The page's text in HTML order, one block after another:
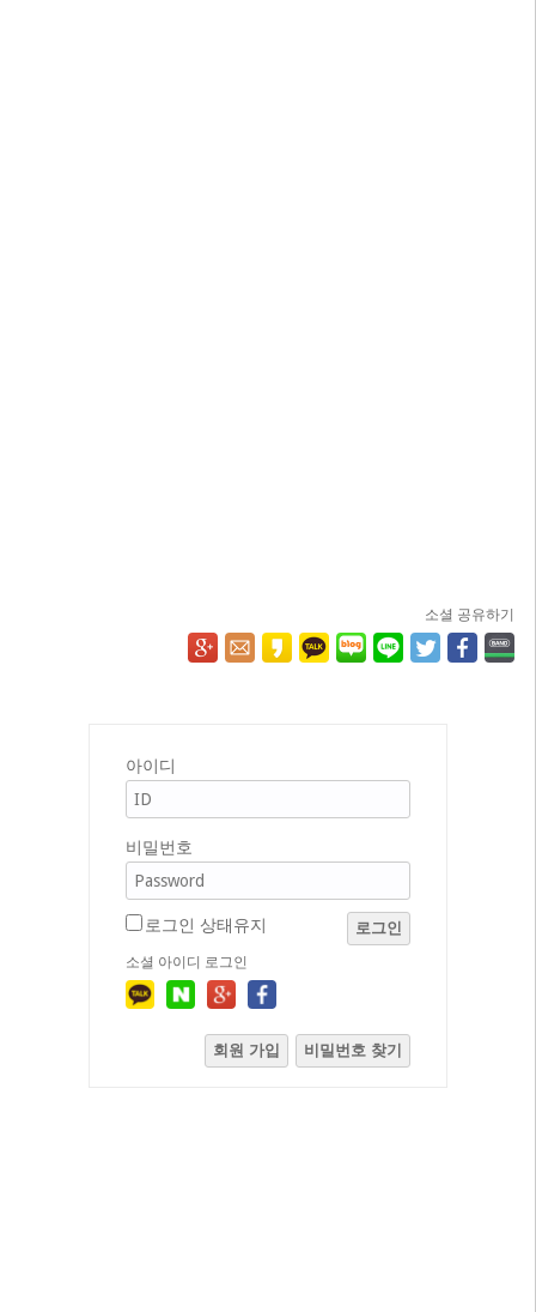
소셜 공유하기
아이디
비밀번호
로그인 상태유지 로그인
소셜 아이디 로그인
회원 가입 비밀번호 찾기